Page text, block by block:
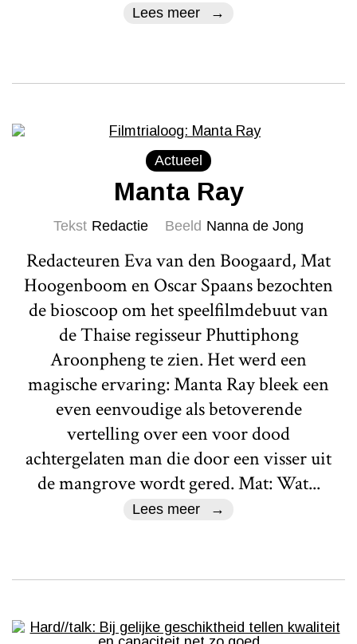
Lees meer
Actueel
Manta Ray
Tekst Redactie Beeld Nanna de Jong
Redacteuren Eva van den Boogaard, Mat
Hoogenboom en Oscar Spaans bezochten
de bioscoop om het speelfilmdebuut van
de Thaise regisseur Phuttiphong
Aroonpheng te zien. Het werd een
magische ervaring: Manta Ray bleek een
even eenvoudige als betoverende
vertelling over een voor dood
achtergelaten man die door een visser uit
de mangrove wordt gered. Mat: Wat...
Lees meer